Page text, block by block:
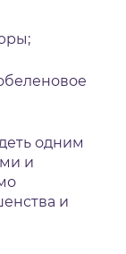
одним
и
и